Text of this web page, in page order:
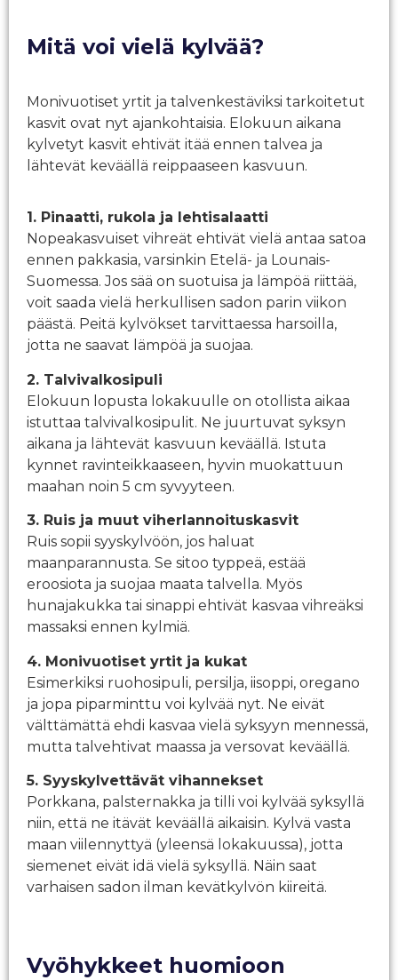
Mitä voi vielä kylvää?
Monivuotiset yrtit ja talvenkestäviksi tarkoitetut
kasvit ovat nyt ajankohtaisia. Elokuun aikana
kylvetyt kasvit ehtivät itää ennen talvea ja
lähtevät keväällä reippaaseen kasvuun.
1. Pinaatti, rukola ja lehtisalaatti
Nopeakasvuiset vihreät ehtivät vielä antaa satoa
ennen pakkasia, varsinkin Etelä- ja Lounais-
Suomessa. Jos sää on suotuisa ja lämpöä riittää,
voit saada vielä herkullisen sadon parin viikon
päästä. Peitä kylvökset tarvittaessa harsoilla,
jotta ne saavat lämpöä ja suojaa.
2. Talvivalkosipuli
Elokuun lopusta lokakuulle on otollista aikaa
istuttaa talvivalkosipulit. Ne juurtuvat syksyn
aikana ja lähtevät kasvuun keväällä. Istuta
kynnet ravinteikkaaseen, hyvin muokattuun
maahan noin 5 cm syvyyteen.
3. Ruis ja muut viherlannoituskasvit
Ruis sopii syyskylvöön, jos haluat
maanparannusta. Se sitoo typpeä, estää
eroosiota ja suojaa maata talvella. Myös
hunajakukka tai sinappi ehtivät kasvaa vihreäksi
massaksi ennen kylmiä.
4. Monivuotiset yrtit ja kukat
Esimerkiksi ruohosipuli, persilja, iisoppi, oregano
ja jopa piparminttu voi kylvää nyt. Ne eivät
välttämättä ehdi kasvaa vielä syksyyn mennessä,
mutta talvehtivat maassa ja versovat keväällä.
5. Syyskylvettävät vihannekset
Porkkana, palsternakka ja tilli voi kylvää syksyllä
niin, että ne itävät keväällä aikaisin. Kylvä vasta
maan viilennyttyä (yleensä lokakuussa), jotta
siemenet eivät idä vielä syksyllä. Näin saat
varhaisen sadon ilman kevätkylvön kiireitä.
Vyöhykkeet huomioon